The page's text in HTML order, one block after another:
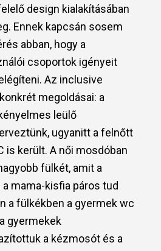
design kialakításában
Ennek kapcsán sosem
abban, hogy a
csoportok igényeit
Az inclusive
megoldásai: a
leülő
ugyanitt a felnőtt
is került. A női mosdóban
fülkét, amit a
mama-kisfia páros tud
a fülkékben a gyermek wc
gyermekek
a kézmosót és a